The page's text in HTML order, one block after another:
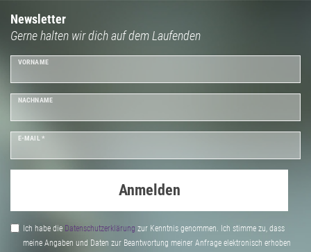
Newsletter
Gerne halten wir dich auf dem Laufenden
VORNAME
NACHNAME
E-MAIL *
Anmelden
Ich habe die Daten­schutz­erklärung zur Kenntnis genommen. Ich stimme zu, dass
meine Angaben und Daten zur Beantwortung meiner Anfrage elektronisch erhoben